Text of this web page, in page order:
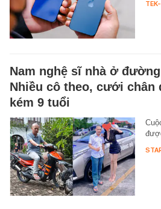
Nam nghệ sĩ nhà ở
Nhiều cô theo, cưới chân
kém 9 tuổi